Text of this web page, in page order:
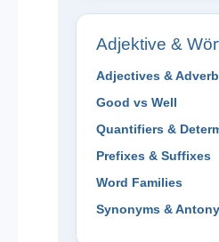
Adjektive &
Adjectives &
Good vs Well
Quantifiers &
Prefixes & Suffixes
Word Families
Synonyms &